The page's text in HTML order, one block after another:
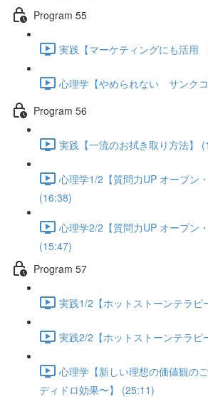
Program 55
実践【マーケティングにも活用
心理学【やめられない サンク
Program 56
実践【一流のお拭き取り方法】
心理学1/2【質問力UP オープン
(16:38)
心理学2/2【質問力UP オープン
(15:47)
Program 57
実践1/2【ホットストーンテラピ
実践2/2【ホットストーンテラピ
心理学【新しい理想の価値観の
ディドロ効果〜】 (25:11)